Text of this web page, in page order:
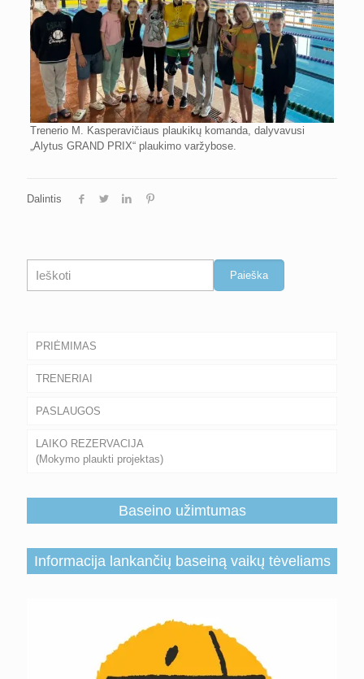
Trenerio M. Kasperavičiaus plaukikų komanda, dalyvavusi
„Alytus GRAND PRIX“ plaukimo varžybose.
Dalintis
Paieška Paieška
PRIĖMIMAS
TRENERIAI
PASLAUGOS
LAIKO REZERVACIJA
(Mokymo plaukti projektas)
Baseino užimtumas
Informacija lankančių baseiną vaikų tėveliams